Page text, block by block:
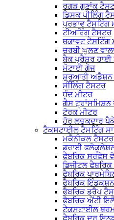
ਰਗੜ ਗੁਣਾਂਕ
ਡਿਸਕ ਪੀਲਿੰਗ
ਪ੍ਰਭਾਵ ਟੈਸਟਿੰਗ
ਟੀਅਰਿੰਗ ਟੈਸਟਰ
ਥਕਾਵਟ ਟੈਸਟਿੰਗ
ਚਰਬੀ ਘੁਲਣ
ਬੈਕ ਪ੍ਰੈਸ਼ਰ ਹਾਈ
ਮੋਟਾਈ ਗੇਜ
ਸ਼ੁਰੂਆਤੀ ਅਡੈਸ਼ਨ
ਸੀਲਿੰਗ ਟੈਸਟਰ
ਧੁੰਦ ਮੀਟਰ
ਗੈਸ ਟ੍ਰਾਂਸਮਿਸ਼ਨ
ਟੋਰਕ ਮੀਟਰ
ਹੋਰ ਲਚਕਦਾਰ
ਟੈਕਸਟਾਈਲ ਟੈਸਟਿੰਗ
ਮਕੈਨੀਕਲ ਟੈਸਟਰ
ਡਰਾਈ
ਫੈਬਰਿਕ ਸਰਫੇਸ
ਡਿਜੀਟਲ
ਫੈਬਰਿਕ
ਫੈਬਰਿਕ
ਫੈਬਰਿਕ ਡਰੈਪ
ਫੈਬਰਿਕ ਐਂਟੀ
ਟੈਕਸਟਾਈਲ
ਫੈਬਰਿਕ ਦੂਰ